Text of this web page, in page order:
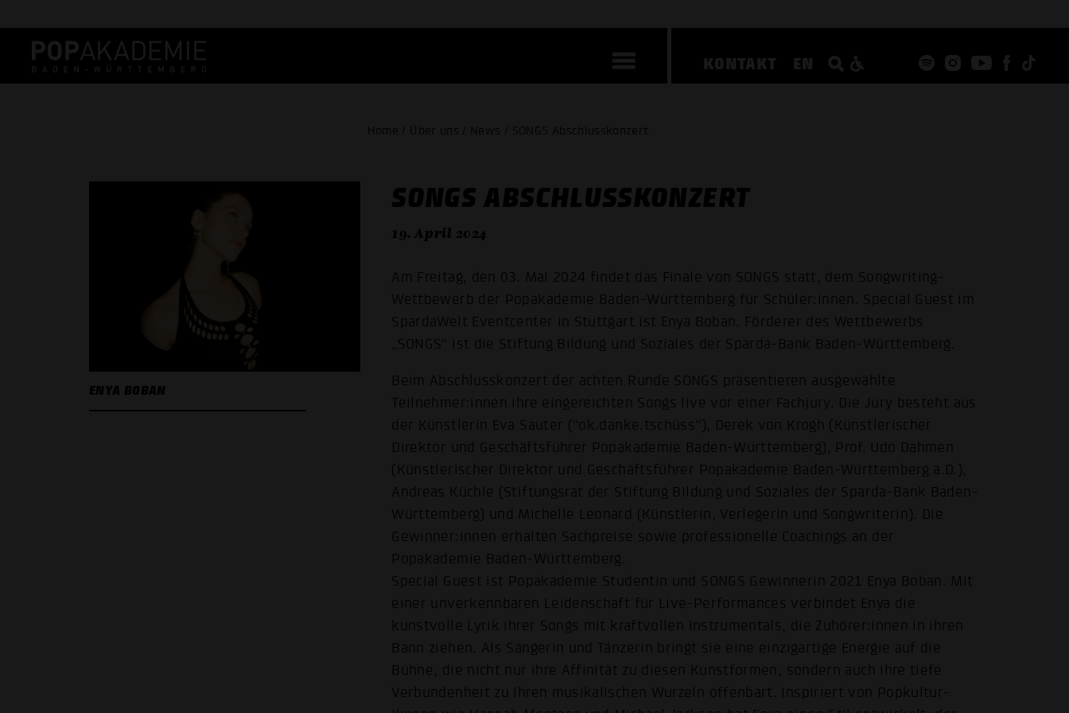
KONTAKT EN
Home / Über uns / News / SONGS Abschlusskonzert
ENYA BOBAN
SONGS ABSCHLUSSKONZERT
19. April 2024
Am Freitag, den 03. Mai 2024 findet das Finale von SONGS statt, dem Songwriting-
Wettbewerb der Popakademie Baden-Württemberg für Schüler:innen. Special Guest im
SpardaWelt Eventcenter in Stuttgart ist Enya Boban. Förderer des Wettbewerbs
„SONGS“ ist die Stiftung Bildung und Soziales der Sparda-Bank Baden-Württemberg.
Beim Abschlusskonzert der achten Runde SONGS präsentieren ausgewählte
Teilnehmer:innen ihre eingereichten Songs live vor einer Fachjury. Die Jury besteht aus
der Künstlerin Eva Sauter (“ok.danke.tschüss”), Derek von Krogh (Künstlerischer
Direktor und Geschäftsführer Popakademie Baden-Württemberg), Prof. Udo Dahmen
(Künstlerischer Direktor und Geschäftsführer Popakademie Baden-Württemberg a.D.),
Andreas Küchle (Stiftungsrat der Stiftung Bildung und Soziales der Sparda-Bank Baden-
Württemberg) und Michelle Leonard (Künstlerin, Verlegerin und Songwriterin). Die
Gewinner:innen erhalten Sachpreise sowie professionelle Coachings an der
Popakademie Baden-Württemberg.
Special Guest ist Popakademie Studentin und SONGS Gewinnerin 2021 Enya Boban. Mit
einer unverkennbaren Leidenschaft für Live-Performances verbindet Enya die
kunstvolle Lyrik ihrer Songs mit kraftvollen Instrumentals, die Zuhörer:innen in ihren
Bann ziehen. Als Sängerin und Tänzerin bringt sie eine einzigartige Energie auf die
Bühne, die nicht nur ihre Affinität zu diesen Kunstformen, sondern auch ihre tiefe
Verbundenheit zu ihren musikalischen Wurzeln offenbart. Inspiriert von Popkultur-